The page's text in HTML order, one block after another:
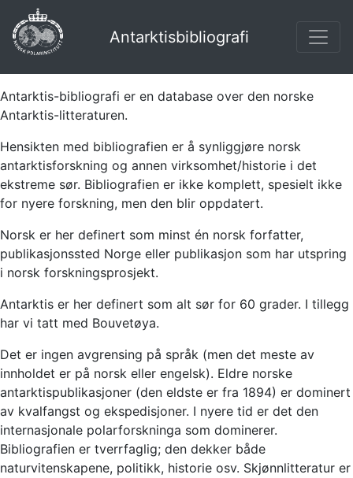
Antarktisbibliografi
Antarktis-bibliografi er en database over den norske
Antarktis-litteraturen.
Hensikten med bibliografien er å synliggjøre norsk
antarktisforskning og annen virksomhet/historie i det
ekstreme sør. Bibliografien er ikke komplett, spesielt ikke
for nyere forskning, men den blir oppdatert.
Norsk er her definert som minst én norsk forfatter,
publikasjonssted Norge eller publikasjon som har utspring
i norsk forskningsprosjekt.
Antarktis er her definert som alt sør for 60 grader. I tillegg
har vi tatt med Bouvetøya.
Det er ingen avgrensing på språk (men det meste av
innholdet er på norsk eller engelsk). Eldre norske
antarktispublikasjoner (den eldste er fra 1894) er dominert
av kvalfangst og ekspedisjoner. I nyere tid er det den
internasjonale polarforskninga som dominerer.
Bibliografien er tverrfaglig; den dekker både
naturvitenskapene, politikk, historie osv. Skjønnlitteratur er